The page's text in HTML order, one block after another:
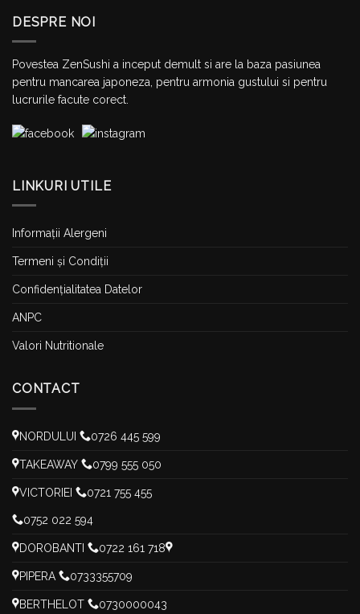
DESPRE NOI
Povestea ZenSushi a inceput demult si are la baza pasiunea
pentru mancarea japoneza, pentru armonia gustului si pentru
lucrurile facute corect.
LINKURI UTILE
Informații Alergeni
Termeni și Condiții
Confidențialitatea Datelor
ANPC
Valori Nutritionale
CONTACT
NORDULUI 0726 445 599
TAKEAWAY 0799 555 050
VICTORIEI 0721 755 455
0752 022 594
DOROBANTI 0722 161 718
PIPERA 0733355709
BERTHELOT 0730000043